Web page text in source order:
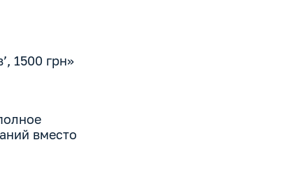
1500 грн»
вместо